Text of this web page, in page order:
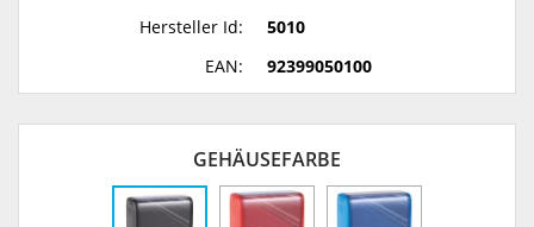
Hersteller Id:
5010
EAN:
92399050100
GEHÄUSEFARBE